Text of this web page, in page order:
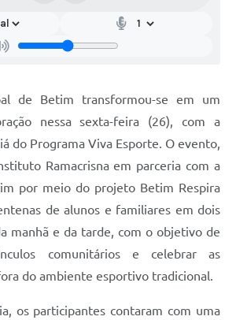
de Betim transformou-se em um
nessa sexta-feira (26), com a
do Programa Viva Esporte. O evento,
Ramacrisna em parceria com a
por meio do projeto Betim Respira
de alunos e familiares em dois
manhã e da tarde, com o objetivo de
comunitários e celebrar as
do ambiente esportivo tradicional.
os participantes contaram com uma